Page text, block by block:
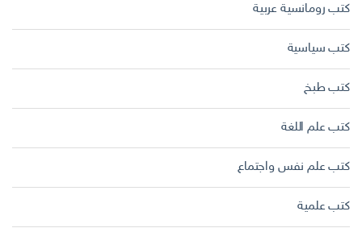
كتب رومانسية عربية
كتب سياسية
كتب طبخ
كتب علم اللغة
كتب علم نفس واجتماع
كتب علمية